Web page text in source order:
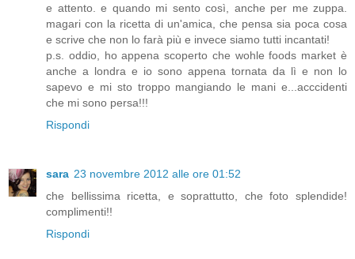
e attento. e quando mi sento così, anche per me zuppa.
magari con la ricetta di un'amica, che pensa sia poca cosa
e scrive che non lo farà più e invece siamo tutti incantati!
p.s. oddio, ho appena scoperto che wohle foods market è
anche a londra e io sono appena tornata da lì e non lo
sapevo e mi sto troppo mangiando le mani e...acccidenti
che mi sono persa!!!
Rispondi
sara 23 novembre 2012 alle ore 01:52
che bellissima ricetta, e soprattutto, che foto splendide!
complimenti!!
Rispondi